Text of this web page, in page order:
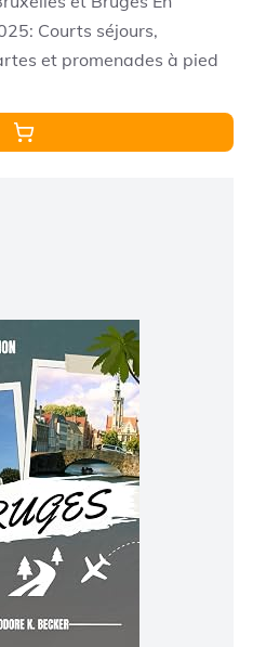
Courts séjours,
et promenades à pied